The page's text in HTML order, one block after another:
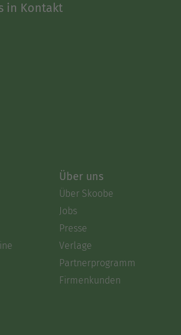
in Kontakt
Über uns
Über Skoobe
Jobs
Presse
Verlage
Partnerprogramm
Firmenkunden